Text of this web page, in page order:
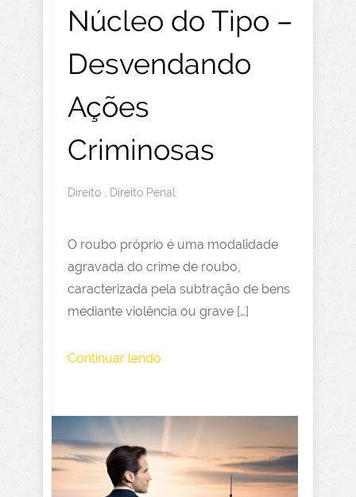
Núcleo do Tipo –
Desvendando
Ações
Criminosas
Direito , Direito Penal
O roubo próprio é uma modalidade
agravada do crime de roubo,
caracterizada pela subtração de bens
mediante violência ou grave […]
Continuar lendo